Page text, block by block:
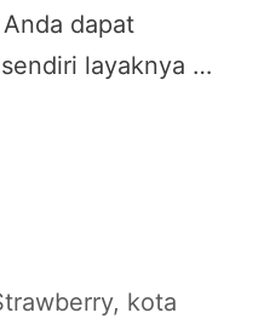
dapat
layaknya …
, kota